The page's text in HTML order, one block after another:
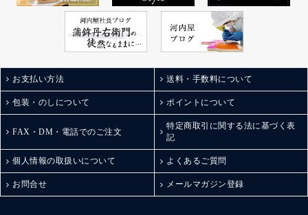
お支払い方法 送料・手数料について
包装・のしについて ポイントについて
FAX・DM・電話でのご注文
特定商取引に関する法に基づく表
記
個人情報の取扱いについて よくあるご質問
お問合せ メールマガジン登録